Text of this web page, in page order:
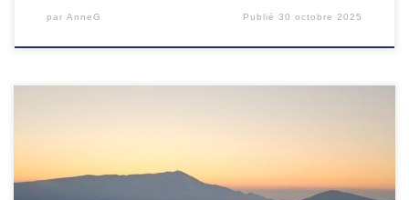
par AnneG Publié30 octobre 2025
eu le plaisir d’accueillir une quinzaine de pilotes du club
Vaucluse Parapente les 14 et 15 juin derniers. Malgré une